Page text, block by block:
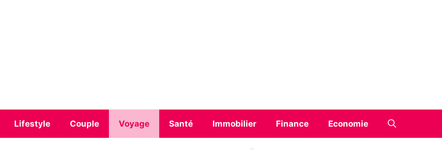
Lifestyle Couple Voyage Santé Immobilier Finance Economie